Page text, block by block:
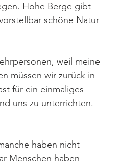
Hohe Berge gibt
schöne Natur
weil meine
müssen wir zurück in
für ein einmaliges
uns zu unterrichten.
haben nicht
Menschen haben